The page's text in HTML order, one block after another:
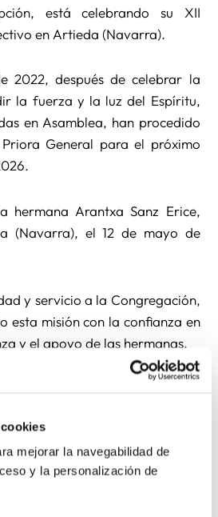
mejorar la navegabilidad de
y la personalización de
está celebrando su XII
en Artieda (Navarra).
2022, después de celebrar la
la fuerza y la luz del Espíritu,
en Asamblea, han procedido
General para el próximo
hermana Arantxa Sanz Erice,
(Navarra), el 12 de mayo de
y servicio a la Congregación,
esta misión con la confianza en
y el apoyo de las hermanas.
sostiene el amor de Dios y el
todos nosotros. Sabemos que
con su sabiduría, su
para vivir juntos este hoy de